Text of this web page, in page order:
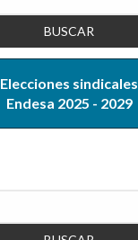
Elecciones sindicales
Endesa 2025 - 2029